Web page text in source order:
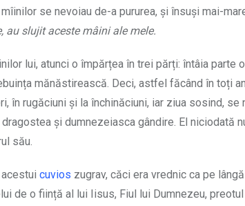
se nevoiau de-a pururea, și însuși mai-
au slujit aceste mâini ale mele.
lui, atunci o împărțea în trei părți: întâia parte
mănăstirească. Deci, astfel făcând în toți
în rugăciuni și la închinăciuni, iar ziua sosind, se
și dumnezeiasca gândire. El niciodată
său.
cuvios zugrav, căci era vrednic ca pe
de o ființă al lui Iisus, Fiul lui Dumnezeu,